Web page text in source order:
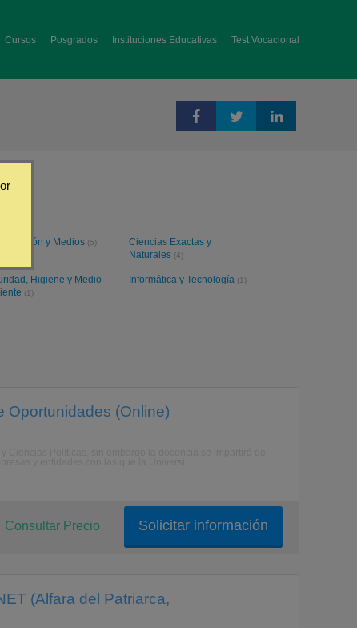
Cursos Posgrados Instituciones Educativas Test Vocacional
y Medios (5)
Ciencias Exactas y
Naturales (4)
Higiene y Medio
(1)
Informática y Tecnología (1)
Oportunidades (Online)
Solicitar información
Consultar Precio
(Alfara del Patriarca,